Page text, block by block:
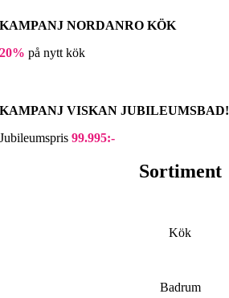
KAMPANJ NORDANRO KÖK
20%på nytt kök
KAMPANJ VISKAN JUBILEUMSBAD!
Jubileumspris99.995:-
Sortiment
Kök
Badrum